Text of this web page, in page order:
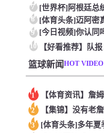
7
8
9
10
篮球新闻 HOT VIDEO
1
2
3